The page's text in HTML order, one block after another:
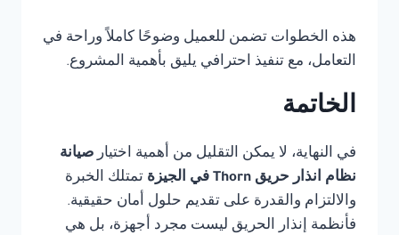
هذه الخطوات تضمن للعميل وضوحًا كاملاً وراحة في
التعامل، مع تنفيذ احترافي يليق بأهمية المشروع.
الخاتمة
في النهاية، لا يمكن التقليل من أهمية اختيار صيانة
نظام انذار حريق Thorn في الجيزة
تمتلك الخبرة
والالتزام والقدرة على تقديم حلول أمان حقيقية.
فأنظمة إنذار الحريق ليست مجرد أجهزة، بل هي